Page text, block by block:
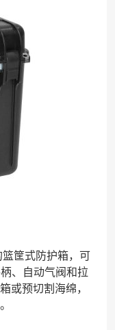
筐式防护箱，可
、自动气阀和拉
或预切割海绵，